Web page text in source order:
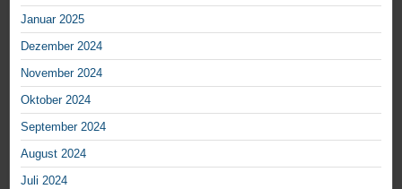
Januar 2025
Dezember 2024
November 2024
Oktober 2024
September 2024
August 2024
Juli 2024